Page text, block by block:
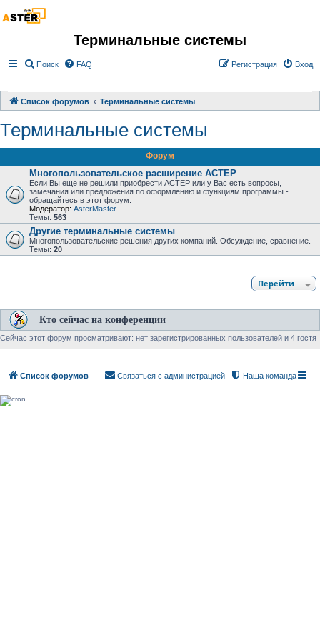
Терминальные системы
Поиск FAQ Вход
Регистрация
Список форумов Терминальные системы
Терминальные системы
Форум
Многопользовательское расширение АСТЕР
Если Вы еще не решили приобрести АСТЕР или у Вас есть вопросы,
замечания или предложения по оформлению и функциям программы -
обращайтесь в этот форум.
Модератор: AsterMaster
Темы: 563
Другие терминальные системы
Многопользовательские решения других компаний. Обсуждение, сравнение.
Темы: 20
Перейти
Кто сейчас на конференции
Сейчас этот форум просматривают: нет зарегистрированных пользователей и 4 гостя
Список форумов Наша команда
Связаться с администрацией